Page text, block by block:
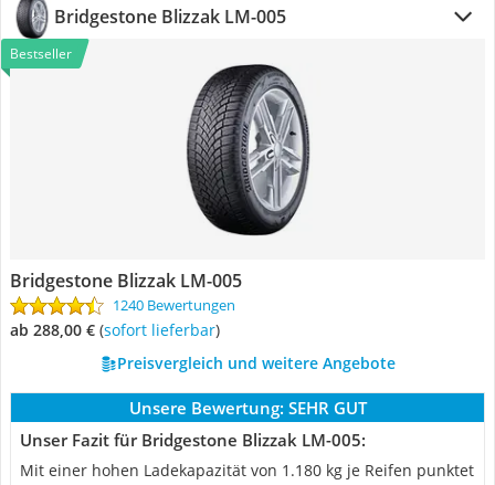
Bridgestone Blizzak LM-005
Bestseller
Bridgestone Blizzak LM-005
1240 Bewertungen
ab 288,00 € ( Sofort lieferbar)
Preisvergleich und weitere Angebote
Unsere Bewertung: SEHR GUT
Unser Fazit für Bridgestone Blizzak LM-005:
Mit einer hohen Ladekapazität von 1.180 kg je Reifen punktet